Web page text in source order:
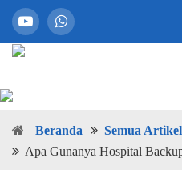
Beranda Semua Artikel
Apa Gunanya Hospital